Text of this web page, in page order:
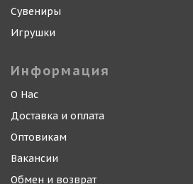
Сувениры
Игрушки
Информация
О Нас
Доставка и оплата
Оптовикам
Вакансии
Обмен и возврат